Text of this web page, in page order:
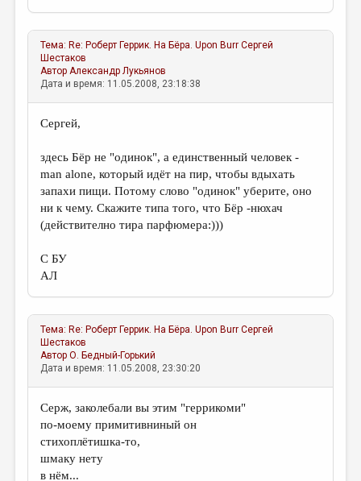
ВКОНТАКТЕ
Тема: Re: Роберт Геррик. На Бёра. Upon Burr Сергей
Шестаков
АвторАлександр Лукьянов
Дата и время: 11.05.2008, 23:18:38
Сергей,
здесь Бёр не "одинок", а единственный человек -
man alone, который идёт на пир, чтобы вдыхать
запахи пищи. Потому слово "одинок" уберите, оно
ни к чему. Скажите типа того, что Бёр -нюхач
(действително тира парфюмера:)))
С БУ
АЛ
Тема: Re: Роберт Геррик. На Бёра. Upon Burr Сергей
Шестаков
АвторО. Бедный-Горький
Дата и время: 11.05.2008, 23:30:20
Серж, заколебали вы этим "геррикоми"
по-моему примитивниный он
стихоплётишка-то,
шмаку нету
в нём...